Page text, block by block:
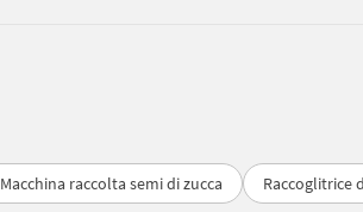
Macchina raccolta semi di zucca Raccoglitrice